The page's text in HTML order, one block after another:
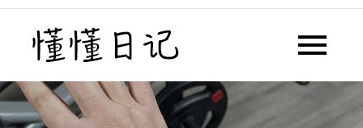
Skip
content
懂懂日记网每天同步更新懂懂学